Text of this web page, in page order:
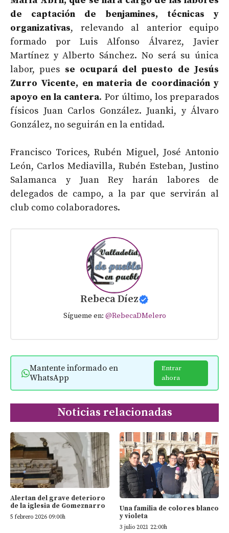
de captación de benjamines, técnicas y
organizativas, relevando al anterior equipo
formado por Luis Alfonso Álvarez, Javier
Martínez y Alberto Sánchez. No será su única
labor, pues se ocupará del puesto de Jesús
Zurro Vicente, en materia de coordinación y
apoyo en la cantera. Por último, los preparados
físicos Juan Carlos González. Juanki, y Álvaro
González, no seguirán en la entidad.
Francisco Torices, Rubén Miguel, José Antonio
León, Carlos Mediavilla, Rubén Esteban, Justino
Salamanca y Juan Rey harán labores de
delegados de campo, a la par que servirán al
club como colaboradores.
Rebeca Díez
Sígueme en: @RebecaDMelero
Mantente informado en
WhatsApp
Entrar
ahora
Noticias relacionadas
Alertan del grave deterioro
de la iglesia de Gomeznarro
5 febrero 2026 09:00h
Una familia de colores blanco
y violeta
3 julio 2021 22:00h